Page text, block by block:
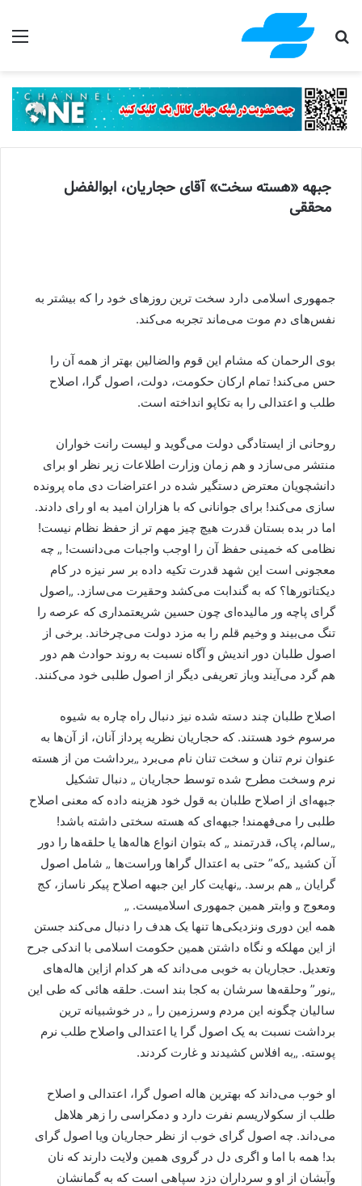
جستجو برای
جبهه «هسته سخت» آقای حجاریان، ابوالفضل
محققی
جمهوری اسلامی دارد سخت ترین روز‌های خود را که بیشتر به
نفس‌های دم موت می‌ماند تجربه می‌کند.
بوی الرحمان که مشام این قوم والضالین بهتر از همه آن را
حس می‌کند! تمام ارکان حکومت، دولت، اصول گرا، اصلاح
طلب و اعتدالی را به تکاپو انداخته است.
روحانی از ایستادگی دولت می‌گوید و لیست رانت خواران
منتشر می‌سازد و هم زمان وزارت اطلاعات زیر نظر او برای
دانشچویان معترض دستگیر شده در اعتراضات دی ماه پرونده
سازی می‌کند! برای جوانانی که با هزاران امید به او رای دادند.
اما در بده بستان قدرت هیچ چیز مهم تر از حفظ نظام نیست!
نظامی که خمینی حفظ آن را اوجب واجبات می‌دانست! „ چه
معجونی است این شهد قدرت تکیه داده بر سر نیزه در کام
دیکتاتور‌ها؟ که به گندابت می‌کشد وحقیرت می‌سازد. „اصول
گرای پاچه ور مالیده‌ای چون حسین شریعتمداری که عرصه را
تنگ می‌بیند و وخیم قلم را به مزد دولت می‌چرخاند. برخی از
اصول طلبان دور اندیش و آگاه نسبت به روند حوادث هم دور
هم گرد می‌آیند وباز تعریفی دیگر از اصول طلبی خود می‌کنند.
اصلاح طلبان چند دسته شده نیز دنبال راه چاره به شیوه
مرسوم خود هستند. که حجاریان نظریه پرداز آنان، از آن‌ها به
عنوان نرم تنان و سخت تنان نام می‌برد „برداشت من از هسته
نرم وسخت مطرح شده توسط حجاریان „ دنبال تشکیل
جبهه‌ای از اصلاح طلبان به قول خود هزینه داده که معنی اصلاح
طلبی را می‌فهمند! جبهه‌ای که هسته سختی داشته باشد!
„سالم، پاک، قدرتمند „ که بتوان انواع هاله‌ها یا حلقه‌ها را دور
آن کشید „که” حتی به اعتدال گرا‌ها وراست‌ها „ شامل اصول
گرایان „ هم برسد. „نهایت کار این جبهه اصلاح پیکر ناساز، کج
ومعوج و وابتر همین جمهوری اسلامیست. „
همه این دوری ونزدیکی‌ها تنها یک هدف را دنبال می‌کند جستن
از این مهلکه و نگاه داشتن همین حکومت اسلامی با اندکی جرح
وتعدیل. حجاریان به خوبی می‌داند که هر کدام ازاین هاله‌های
„نور” وحلقه‌ها سرشان به کجا بند است. حلقه هائی که طی این
سالیان چگونه این مردم وسرزمین را „ در خوشبیانه ترین
برداشت نسبت به یک اصول گرا یا اعتدالی واصلاح طلب نرم
پوسته. „به افلاس کشیدند و غارت کردند.
او خوب می‌داند که بهترین هاله اصول گرا، اعتدالی و اصلاح
طلب از سکولاریسم نفرت دارد و دمکراسی را زهر هلاهل
می‌داند. چه اصول گرای خوب از نظر حجاریان ویا اصول گرای
بد! همه با اما و اگری دل در گروی همین ولایت دارند که نان
وآبشان از او و سرداران دزد سپاهی است که به گمانشان